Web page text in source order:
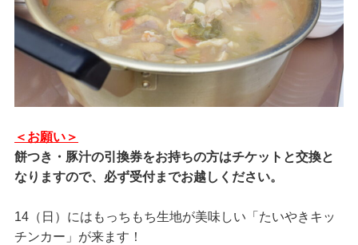
＜お願い＞
餅つき・豚汁の引換券をお持ちの方はチケットと交換と
なりますので、必ず受付までお越しください。
14（日）にはもっちもち生地が美味しい「たいやきキッ
チンカー」が来ます！